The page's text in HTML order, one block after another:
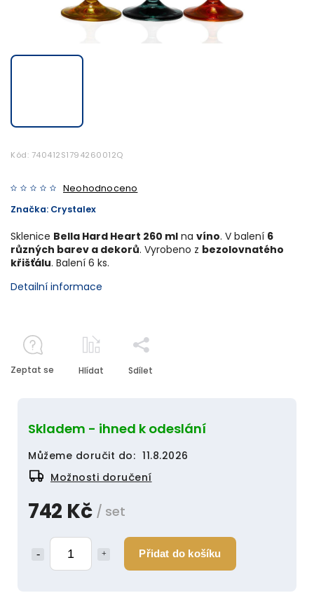
Kód: 740412S1794260012Q
Neohodnoceno
Značka: Crystalex
742 Kč / set
Přidat do košíku
Skladem - ihned k odeslání
Můžeme doručit do: 11.8.2026
Možnosti doručení
Sklenice Bella Hard Heart 260 ml na víno. V balení 6
různých barev a dekorů. Vyrobeno z bezolovnatého
křišťálu. Balení 6 ks.
Detailní informace
Zeptat se Hlídat Sdílet